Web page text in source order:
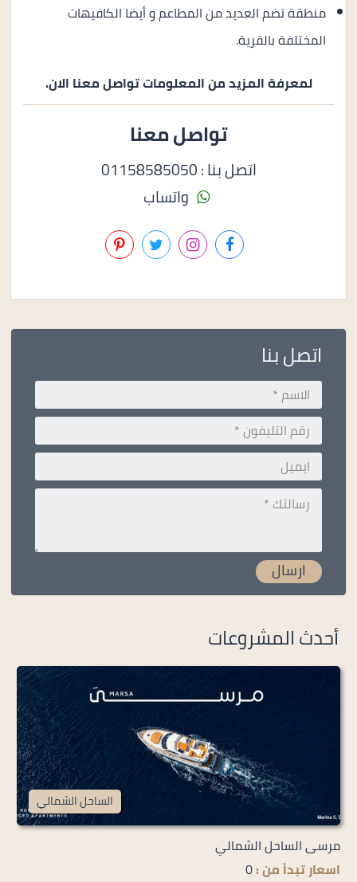
منطقة تضم العديد من المطاعم و أيضا الكافيهات
المختلفة بالقرية.
لمعرفة المزيد من المعلومات تواصل معنا الان.
تواصل معنا
اتصل بنا : 01158585050
واتساب
اتصل بنا
أحدث المشروعات
الساحل الشمالي
مرسى الساحل الشمالي
اسعار تبدأ من :0